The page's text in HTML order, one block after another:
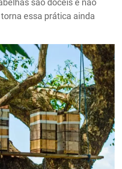
são dóceis e não
essa prática ainda